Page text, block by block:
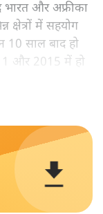
भारत और अफ्रीका
क्षेत्रों में सहयोग
10 साल बाद हो
और 2015 में हो